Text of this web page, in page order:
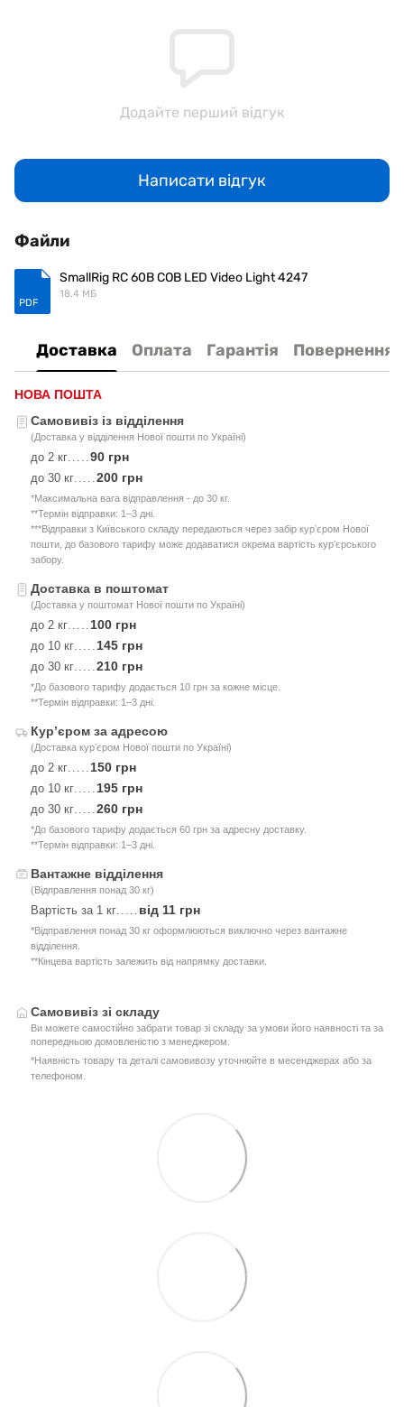
Додайте перший відгук
Написати відгук
Файли
PDF
SmallRig RC 60B COB LED Video Light 4247
18.4 МБ
Доставка Оплата Гарантія Повернення
НОВА ПОШТА
Самовивіз із відділення
(Доставка у відділення Нової пошти по Україні)
до 2 кг.....90 грн
до 30 кг.....200 грн
*Максимальна вага відправлення - до 30 кг.
**Термін відправки: 1–3 дні.
***Відправки з Київського складу передаються через забір курʼєром Нової
пошти, до базового тарифу може додаватися окрема вартість курʼєрського
забору.
Доставка в поштомат
(Доставка у поштомат Нової пошти по Україні)
до 2 кг..... 100 грн
до 10 кг..... 145 грн
до 30 кг.....210 грн
*До базового тарифу додається 10 грн за кожне місце.
**Термін відправки: 1–3 дні.
Курʼєром за адресою
(Доставка курʼєром Нової пошти по Україні)
до 2 кг..... 150 грн
до 10 кг..... 195 грн
до 30 кг.....260 грн
*До базового тарифу додається 60 грн за адресну доставку.
**Термін відправки: 1–3 дні.
Вантажне відділення
(Відправлення понад 30 кг)
Вартість за 1 кг..... від 11 грн
*Відправлення понад 30 кг оформлюються виключно через вантажне
відділення.
**Кінцева вартість залежить від напрямку доставки.
Самовивіз зі складу
Ви можете самостійно забрати товар зі складу за умови його наявності та за
попередньою домовленістю з менеджером.
*Наявність товару та деталі самовивозу уточнюйте в месенджерах або за
телефоном.